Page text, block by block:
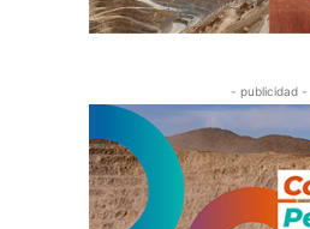
- publicidad -